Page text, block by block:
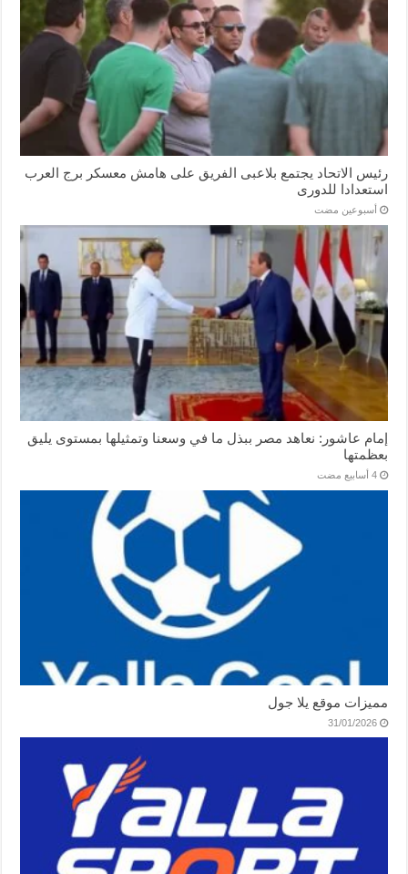
رئيس الاتحاد يجتمع بلاعبى الفريق على هامش معسكر برج العرب
استعدادا للدورى
‏أسبوعين مضت
إمام عاشور: نعاهد مصر ببذل ما في وسعنا وتمثيلها بمستوى يليق
بعظمتها
‏4 أسابيع مضت
مميزات موقع يلا جول
31/01/2026